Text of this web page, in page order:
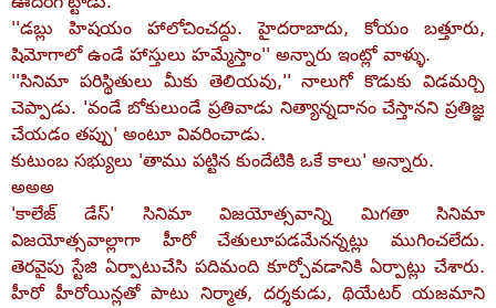
''డబ్లు హిషయం హాలోచించద్దు. హైదరాబాదు, కోయం బత్తూరు,
షిమోగాలో ఉండే హాస్తులు హమ్మేస్తాం'' అన్నారు ఇంట్లో వాళ్ళు.
''సినిమా పరిస్థితులు మీకు తెలియవు,'' నాలుగో కొడుకు విడమర్చి
చెప్పాడు. 'వండే బోకులుండే ప్రతివాడు నిత్యాన్నదానం చేస్తానని ప్రతిజ్ఞ
చేయడం తప్పు' అంటూ వివరించాడు.
కుటుంబ సభ్యులు 'తాము పట్టిన కుందేటికి ఒకే కాలు' అన్నారు.
అఅఅ
'కాలేజ్‌ డేస్‌' సినిమా విజయోత్సవాన్ని మిగతా సినిమా
విజయోత్సవాల్లాగా హీరో చేతులూపడమేనన్నట్లు ముగించలేదు.
తెరవైపు స్టేజి ఏర్పాటుచేసి పదిమంది కూర్చోవడానికి ఏర్పాట్లు చేశారు.
హీరో హీరోయిన్లతో పాటు నిర్మాత, దర్శకుడు, థియేటర్‌ యజమాని